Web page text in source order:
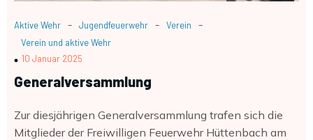
Aktive Wehr - Jugendfeuerwehr - Verein -
Verein und aktive Wehr
10 Januar 2025
Generalversammlung
Zur diesjährigen Generalversammlung trafen sich die
Mitglieder der Freiwilligen Feuerwehr Hüttenbach am